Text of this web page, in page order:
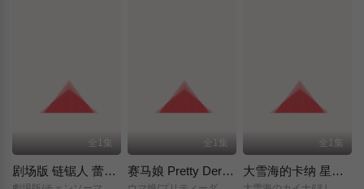
全1集
剧场版 链锯人 蕾塞篇(正式版)
全1集
赛马娘 Pretty Derby 新时代之门
全1集
大雪海的卡纳 星之贤者